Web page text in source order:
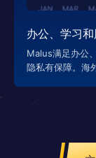
办公、学习
Malus满足办公
隐私有保障。海